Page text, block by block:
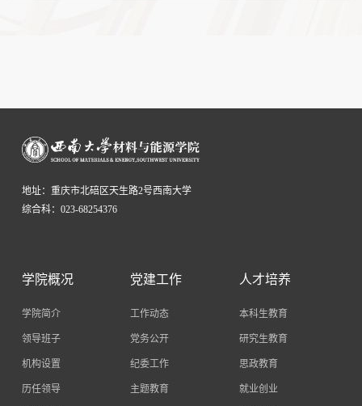
地址：重庆市北碚区天生路2号西南大学
综合科：023-68254376
学院概况
学院简介
领导班子
机构设置
历任领导
党建工作
工作动态
党务公开
纪委工作
主题教育
人才培养
本科生教育
研究生教育
思政教育
就业创业